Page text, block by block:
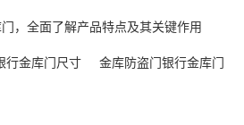
，全面了解产品特点及其关键作用
行金库门尺寸 金库防盗门银行金库门